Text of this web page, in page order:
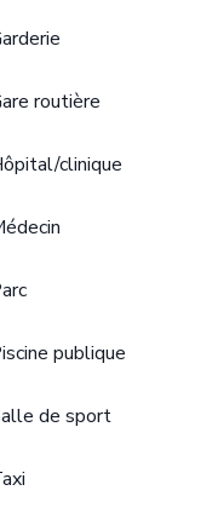
routière
clinique
publique
de sport